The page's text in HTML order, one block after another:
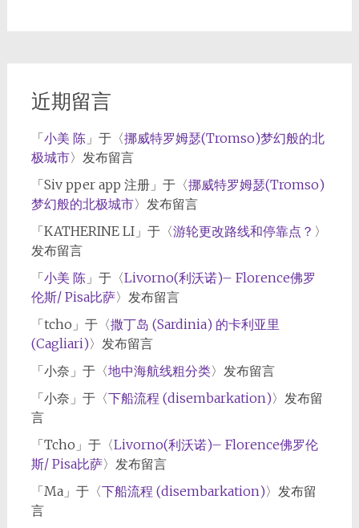
近期留言
「小美 陈」于〈挪威特罗姆瑟(Tromso)梦幻般的北
极城市〉发布留言
「Siv pper app 注册」于〈挪威特罗姆瑟(Tromso)
梦幻般的北极城市〉发布留言
「KATHERINE LI」于〈游轮更改路线和停靠点？ 〉
发布留言
「小美 陈」于〈Livorno(利沃诺)– Florence佛罗
伦斯/ Pisa比萨〉发布留言
「tcho 」于〈撒丁岛 (Sardinia) 的卡利亚里
(Cagliari)〉发布留言
「小奈 」于〈地中海航线粗分类〉发布留言
「小奈 」于〈下船流程 (disembarkation)〉发布留
言
「Tcho 」于〈Livorno(利沃诺)– Florence佛罗伦
斯/ Pisa比萨〉发布留言
「Ma」于〈下船流程 (disembarkation)〉发布留
言